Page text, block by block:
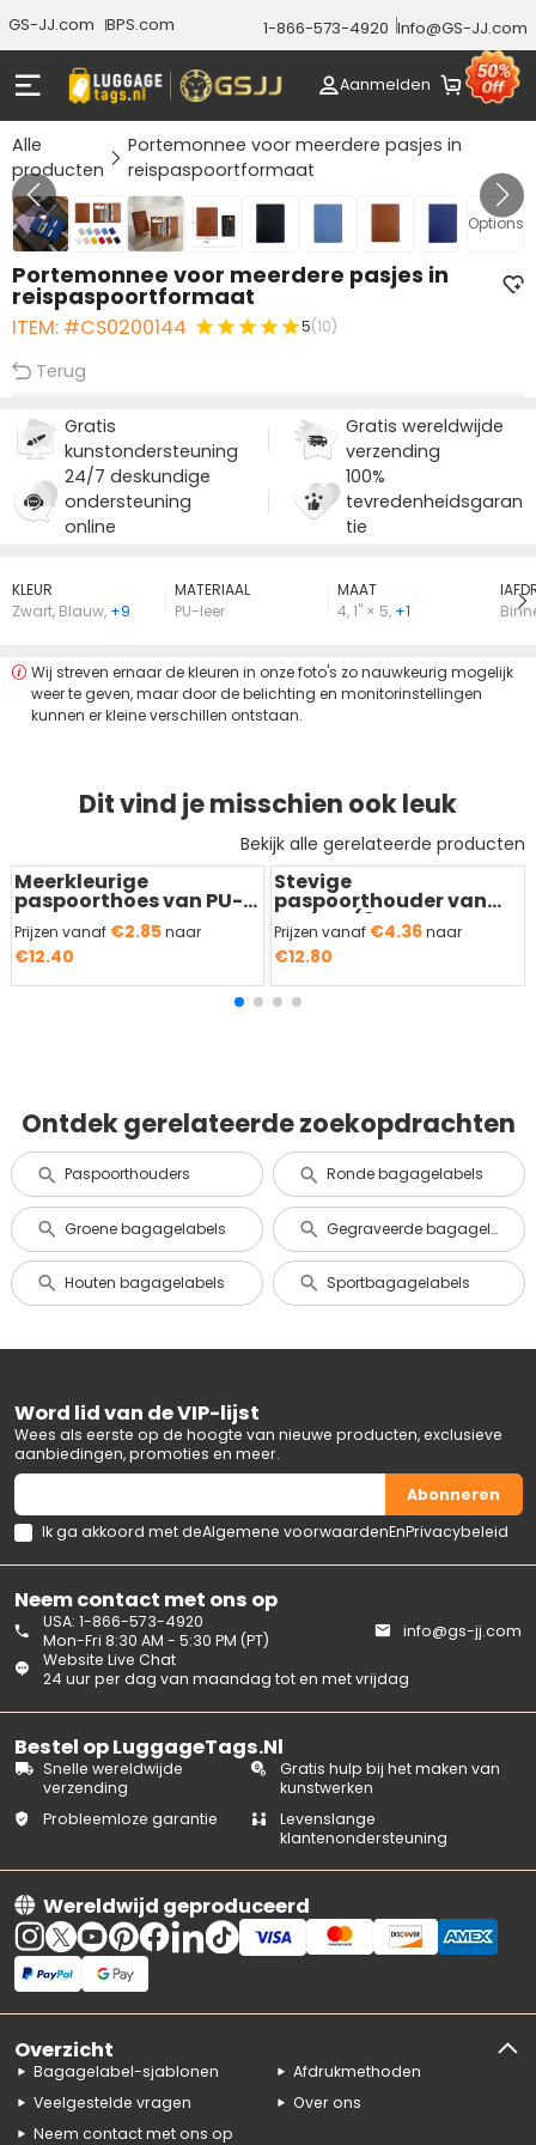
GS-JJ.com BPS.com 1-866-573-4920 Info@GS-JJ.com
Aanmelden
Alle
producten
Portemonnee voor meerdere pasjes in
reispaspoortformaat
Options
Gallery 1/10
Portemonnee voor meerdere pasjes in
reispaspoortformaat
ITEM: #CS0200144 5(10)
Terug
Gratis
kunstondersteuning
Gratis wereldwijde
verzending
24/7 deskundige
ondersteuning
online
100%
tevredenheidsgaran
tie
KLEUR
Zwart, Blauw, +9
MATERIAAL
PU-leer
MAAT
4,1" × 5, +1
Wij streven ernaar de kleuren in onze foto's zo nauwkeurig mogelijk
weer te geven, maar door de belichting en monitorinstellingen
kunnen er kleine verschillen ontstaan.
Dit vind je misschien ook leuk
Bekijk alle gerelateerde producten
Meerkleurige
paspoorthoes van PU-
leer
Prijzen vanaf €2.85naar
€12.40
Stevige
paspoorthouder van
PU-leer (6
kaartsleuven)
Prijzen vanaf €4.36naar
€12.80
Ontdek gerelateerde zoekopdrachten
Paspoorthouders Ronde bagagelabels
Groene bagagelabels Gegraveerde bagagelabels
Houten bagagelabels Sportbagagelabels
Neem contact met ons op
Website Live Chat
24 uur per dag van maandag tot en met vrijdag
USA: 1-866-573-4920
Mon-Fri 8:30 AM - 5:30 PM (PT)
info@gs-jj.com
Bestel op LuggageTags.Nl
Snelle wereldwijde
verzending
Gratis hulp bij het maken van
kunstwerken
Probleemloze garantie
Levenslange
klantenondersteuning
Wereldwijd geproduceerd
Word lid van de VIP-lijst
Wees als eerste op de hoogte van nieuwe producten, exclusieve
aanbiedingen, promoties en meer.
Abonneren
Ik ga akkoord met deAlgemene voorwaardenEnPrivacybeleid
Overzicht
Bagagelabel-sjablonen
Afdrukmethoden
Veelgestelde vragen
Over ons
Neem contact met ons op